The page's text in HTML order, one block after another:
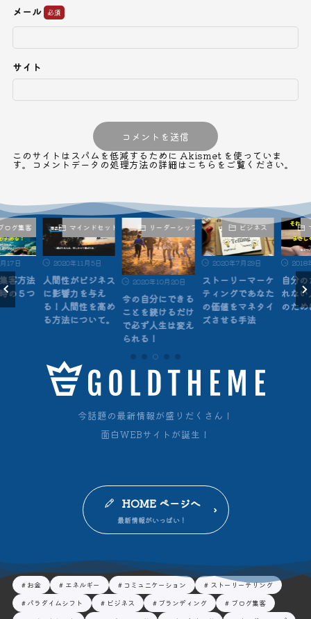
メール
サイト
このサイトはスパムを低減するために Akismet を使っていま
す。 コメントデータの処理方法の詳細はこちらをご覧ください。
グ集客
17日
客方法
の５つ
マインドセット
2020年11月5日
人間性がビジネス
に影響力を与え
る！人間性を高め
る方法について。
リーダーシップ
2020年10月20日
今の自分にできる
ことを続けるだけ
で必ず人生は変え
られる！
ビジネス
2020年7月29日
ストーリーマーケ
ティングであなた
の価値をマネタイ
ズさせる手法
2018
自分の
れない
のため
今話題の最新情報が盛りだくさん！
面白WEBサイトが誕生！
HOME ページへ
お金 エネルギー コミュニケーション
ストーリーテリング
パラダイムシフト
ビジネス ブランディング
ブログ集客